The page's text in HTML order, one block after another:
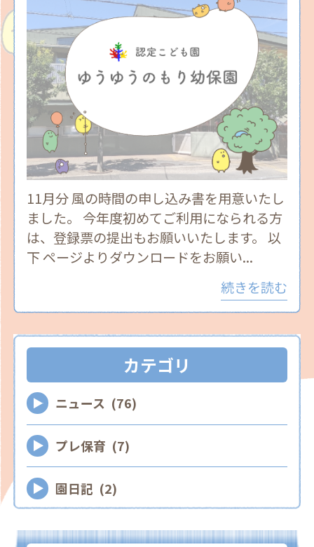
11月分 風の時間の申し込み書を用意いたし
ました。 今年度初めてご利用になられる方
は、登録票の提出もお願いいたします。 以
下 ページよりダウンロードをお願い...
続きを読む
カテゴリ
ニュース (76)
プレ保育 (7)
園日記 (2)